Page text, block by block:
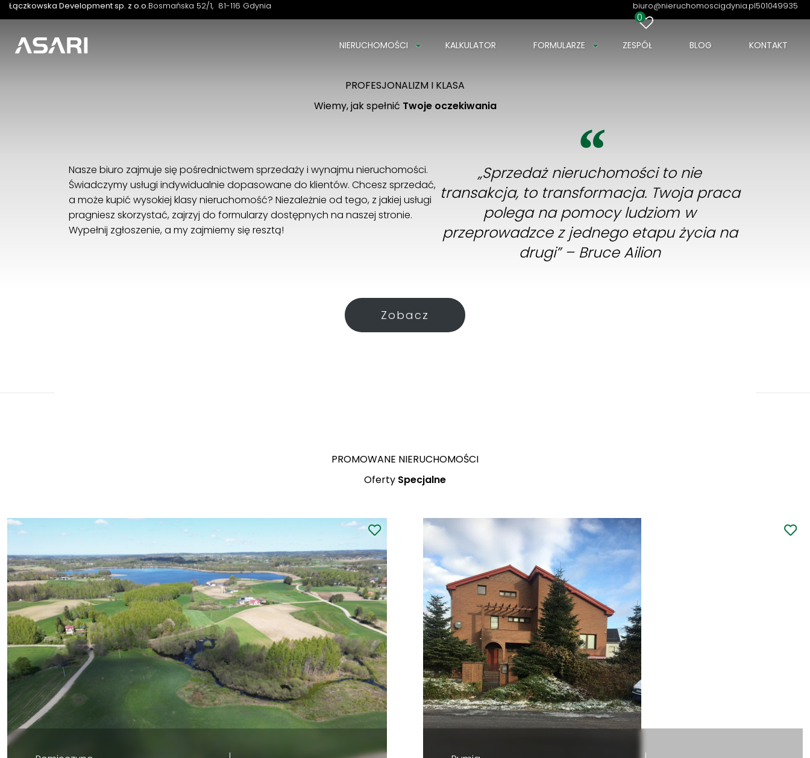
Łączkowska Development sp. z o.o.Bosmańska 52/1 81-116 Gdynia biuro@nieruchomoscigdynia.pl501049935
0
NIERUCHOMOŚCI KALKULATOR FORMULARZE ZESPÓŁ BLOG KONTAKT
PROFESJONALIZM I KLASA
Wiemy, jak spełnić Twoje oczekiwania
Nasze biuro zajmuje się pośrednictwem sprzedaży i wynajmu nieruchomości.
Świadczymy usługi indywidualnie dopasowane do klientów. Chcesz sprzedać,
a może kupić wysokiej klasy nieruchomość? Niezależnie od tego, z jakiej usługi
pragniesz skorzystać, zajrzyj do formularzy dostępnych na naszej stronie.
Wypełnij zgłoszenie, a my zajmiemy się resztą!
„Sprzedaż nieruchomości to nie
transakcja, to transformacja. Twoja praca
polega na pomocy ludziom w
przeprowadzce z jednego etapu życia na
drugi” – Bruce Ailion
Zobacz
PROMOWANE NIERUCHOMOŚCI
Oferty Specjalne